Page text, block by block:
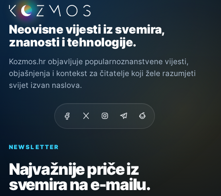
Podnožje stranice
Neovisne vijesti iz svemira,
znanosti i tehnologije.
Kozmos.hr objavljuje popularnoznanstvene vijesti,
objašnjenja i kontekst za čitatelje koji žele razumjeti
svijet izvan naslova.
NEWSLETTER
Najvažnije priče iz
svemira na e-mailu.